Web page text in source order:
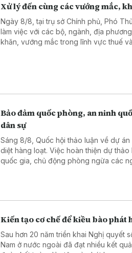
Xử lý đến cùng các vướng mắc,
Ngày 8/8, tại trụ sở Chính phủ, Phó
làm việc với các bộ, ngành, địa
khăn, vướng mắc trong lĩnh vực thuế
Bảo đảm quốc phòng, an ninh
dân sự
Sáng 8/8, Quốc hội thảo luận về dự
diệt hàng loạt. Việc hoàn thiện dự
quốc gia, chủ động phòng ngừa các
Kiến tạo cơ chế để kiều bào phát
Sau hơn 20 năm triển khai Nghị quyết
Nam ở nước ngoài đã đạt nhiều kết